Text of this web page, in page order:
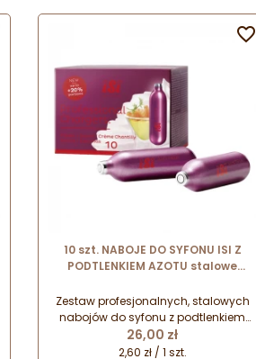
10 szt. NABOJE DO SYFONU ISI Z
PODTLENKIEM AZOTU stalowe
zawartości czystego gazu - 8.4 g
Zestaw profesjonalnych, stalowych
nabojów do syfonu z podtlenkiem
azotu. Uniwersalne zastosowanie
do syfonów różnych marek
Cena
26,00 zł
2,60 zł / 1 szt.
